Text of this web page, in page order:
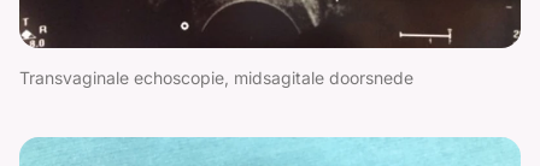
Transvaginale echoscopie, midsagitale doorsnede